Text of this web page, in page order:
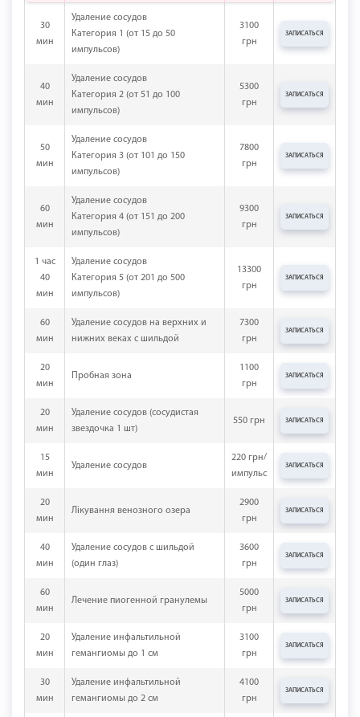
30
мин
Удаление сосудов
Категория 1 (от 15 до 50
импульсов)
3100
грн
ЗАПИСАТЬСЯ
40
мин
Удаление сосудов
Категория 2 (от 51 до 100
импульсов)
5300
грн
ЗАПИСАТЬСЯ
50
мин
Удаление сосудов
Категория 3 (от 101 до 150
импульсов)
7800
грн
ЗАПИСАТЬСЯ
60
мин
Удаление сосудов
Категория 4 (от 151 до 200
импульсов)
9300
грн
ЗАПИСАТЬСЯ
1 час
40
мин
Удаление сосудов
Категория 5 (от 201 до 500
импульсов)
13300
грн
ЗАПИСАТЬСЯ
60
мин
Удаление сосудов на верхних и
нижних веках с шильдой
7300
грн
ЗАПИСАТЬСЯ
20
мин
Пробная зона
1100
грн
ЗАПИСАТЬСЯ
20
мин
Удаление сосудов (сосудистая
звездочка 1 шт)
550 грн ЗАПИСАТЬСЯ
15
мин
Удаление сосудов
220 грн/
импульс
ЗАПИСАТЬСЯ
20
мин
Лікування венозного озера
2900
грн
ЗАПИСАТЬСЯ
40
мин
Удаление сосудов с шильдой
(один глаз)
3600
грн
ЗАПИСАТЬСЯ
60
мин
Лечение пиогенной гранулемы
5000
грн
ЗАПИСАТЬСЯ
20
мин
Удаление инфальтильной
гемангиомы до 1 см
3100
грн
ЗАПИСАТЬСЯ
30
мин
Удаление инфальтильной
гемангиомы до 2 см
4100
грн
ЗАПИСАТЬСЯ